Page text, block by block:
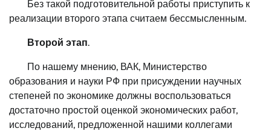
Без такой подготовительной работы приступить к
реализации второго этапа считаем бессмысленным.
Второй этап.
По нашему мнению, ВАК, Министерство
образования и науки РФ при присуждении научных
степеней по экономике должны воспользоваться
достаточно простой оценкой экономических работ,
исследований, предложенной нашими коллегами